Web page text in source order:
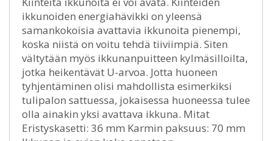
ikkunoiden energiahävikki on yleensä
samankokoisia avattavia ikkunoita pienempi,
koska niistä on voitu tehdä tiiviimpiä. Siten
vältytään myös ikkunanpuitteen kylmäsilloilta,
jotka heikentävät U-arvoa. Jotta huoneen
tyhjentäminen olisi mahdollista esimerkiksi
tulipalon sattuessa, jokaisessa huoneessa tulee
olla ainakin yksi avattava ikkuna. Mitat
Eristyskasetti: 36 mm Karmin paksuus: 70 mm